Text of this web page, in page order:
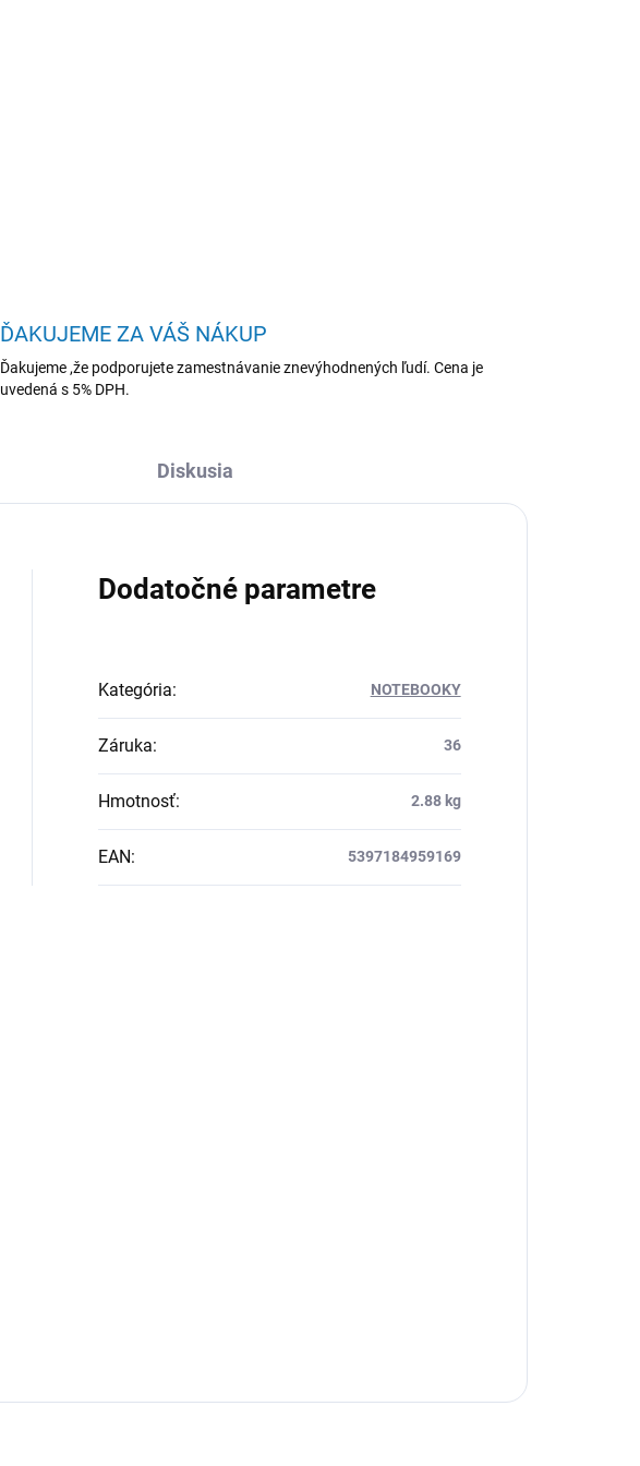
ĎAKUJEME ZA VÁŠ NÁKUP
Ďakujeme ,že podporujete zamestnávanie znevýhodnených ľudí. Cena je
uvedená s 5% DPH.
Diskusia
Dodatočné parametre
Kategória: NOTEBOOKY
Záruka: 36
Hmotnosť: 2.88 kg
EAN: 5397184959169